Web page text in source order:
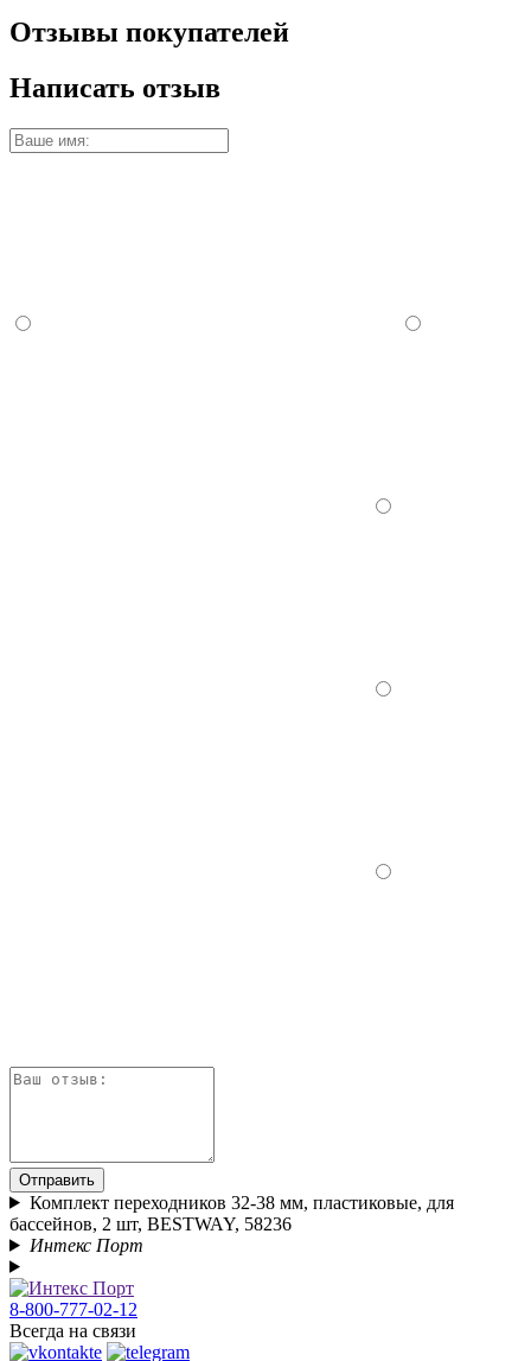
Отзывы покупателей
Написать отзыв
Отправить
Комплект переходников 32-38 мм, пластиковые, для
бассейнов, 2 шт, BESTWAY, 58236
Интекс Порт
8-800-777-02-12
Всегда на связи